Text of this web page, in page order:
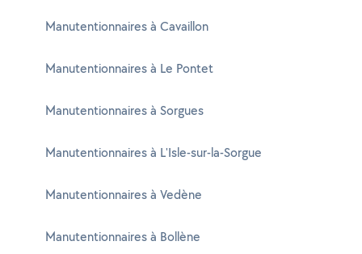
Manutentionnaires à Cavaillon
Manutentionnaires à Le Pontet
Manutentionnaires à Sorgues
Manutentionnaires à L'Isle-sur-la-Sorgue
Manutentionnaires à Vedène
Manutentionnaires à Bollène